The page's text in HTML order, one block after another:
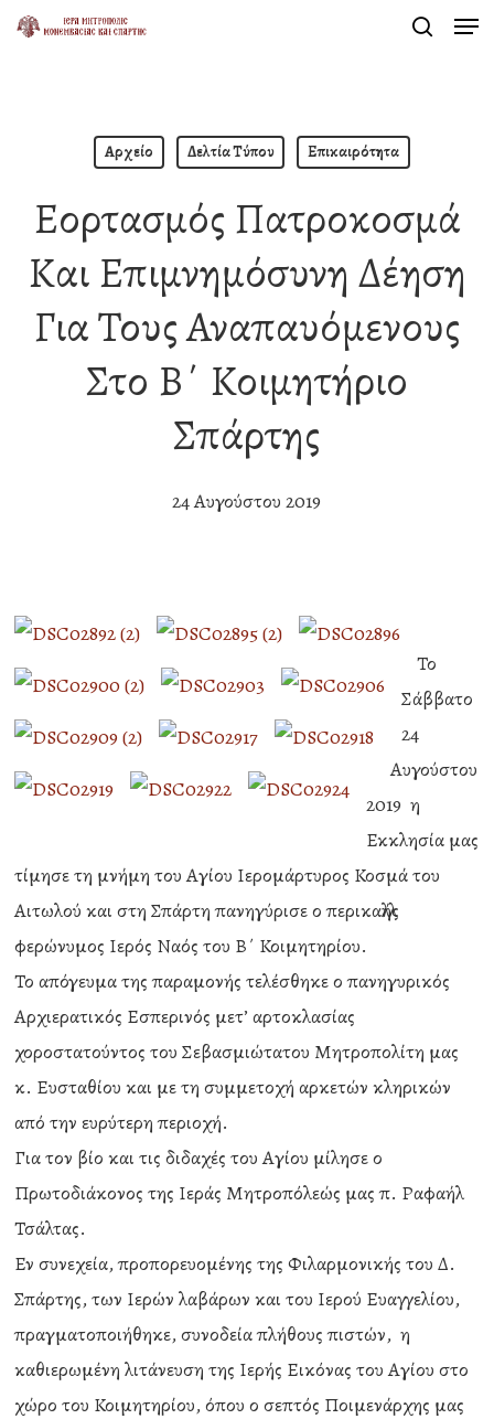
Skip
Αρχείο Δελτία Τύπου Επικαιρότητα
Εορτασμός Πατροκοσμά
Και Επιμνημόσυνη Δέηση
Για Τους Αναπαυόμενους
Στο Β΄ Κοιμητήριο
Σπάρτης
24 Αυγούστου 2019
Το
Σάββατο
24
Αυγούστου
2019 η
Εκκλησία μας
τίμησε τη μνήμη του Αγίου Ιερομάρτυρος Κοσμά του
Αιτωλού και στη Σπάρτη πανηγύρισε ο περικαλλής
φερώνυμος Ιερός Ναός του Β΄ Κοιμητηρίου.
Το απόγευμα της παραμονής τελέσθηκε ο πανηγυρικός
Αρχιερατικός Εσπερινός μετ’ αρτοκλασίας
χοροστατούντος του Σεβασμιώτατου Μητροπολίτη μας
κ. Ευσταθίου και με τη συμμετοχή αρκετών κληρικών
από την ευρύτερη περιοχή.
Για τον βίο και τις διδαχές του Αγίου μίλησε ο
Πρωτοδιάκονος της Ιεράς Μητροπόλεώς μας π. Ραφαήλ
Τσάλτας.
Εν συνεχεία, προπορευομένης της Φιλαρμονικής του Δ.
Σπάρτης, των Ιερών λαβάρων και του Ιερού Ευαγγελίου,
πραγματοποιήθηκε, συνοδεία πλήθους πιστών, η
καθιερωμένη λιτάνευση της Ιερής Εικόνας του Αγίου στο
χώρο του Κοιμητηρίου, όπου ο σεπτός Ποιμενάρχης μας